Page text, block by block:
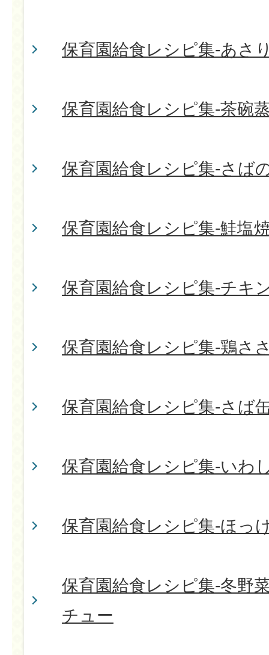
保育園給食レシピ集-あさ
保育園給食レシピ集-茶碗
保育園給食レシピ集-さば
保育園給食レシピ集-鮭塩
保育園給食レシピ集-チキ
保育園給食レシピ集-鶏さ
保育園給食レシピ集-さば
保育園給食レシピ集-いわ
保育園給食レシピ集-ほっ
保育園給食レシピ集-冬野
チュー